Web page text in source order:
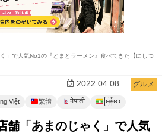
」で人気No1の『とまとラーメン』食べてきた【にしつ
グルメ
2022.04.08
Việt 繁體 नेपाली မြန်မာ
舗「あまのじゃく」で人気